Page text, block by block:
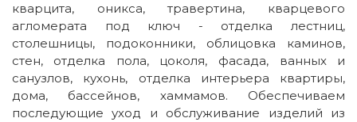
кварцита, оникса, травертина, кварцевого
агломерата под ключ - отделка лестниц,
столешницы, подоконники, облицовка каминов,
стен, отделка пола, цоколя, фасада, ванных и
санузлов, кухонь, отделка интерьера квартиры,
дома, бассейнов, хаммамов. Обеспечиваем
последующие уход и обслуживание изделий из